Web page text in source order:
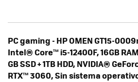
PC gaming - HP OMEN GT15-
Intel® Core™ i5-12400F, 16GB
GB SSD + 1TB HDD, NVIDIA®
RTX™ 3060, Sin sistema